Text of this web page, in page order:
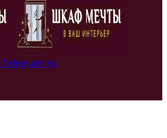
Telegram Vk